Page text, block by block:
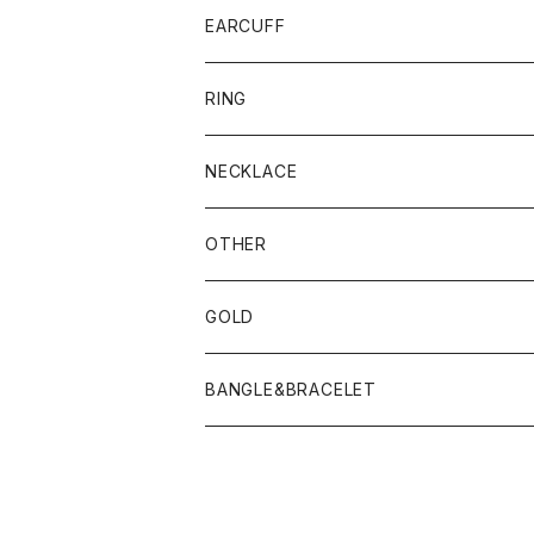
EARCUFF
RING
NECKLACE
OTHER
GOLD
PIERCE
BANGLE&BRACELET